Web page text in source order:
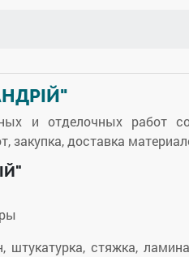
и отделочных работ
закупка, доставка
штукатурка, стяжка,